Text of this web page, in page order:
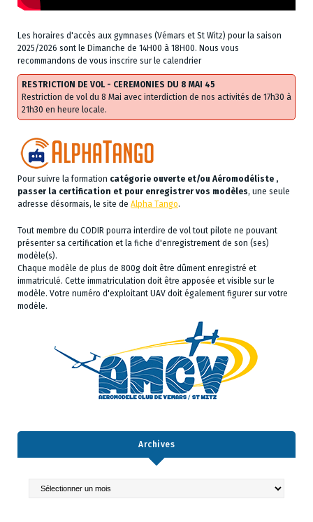
Les horaires d'accès aux gymnases (Vémars et St Witz) pour la saison
2025/2026 sont le Dimanche de 14H00 à 18H00. Nous vous
recommandons de vous inscrire sur le calendrier
RESTRICTION DE VOL - CEREMONIES DU 8 MAI 45
Restriction de vol du 8 Mai avec interdiction de nos activités de 17h30 à
21h30 en heure locale.
Pour suivre la formation catégorie ouverte et/ou Aéromodéliste ,
passer la certification et pour enregistrer vos modèles, une seule
adresse désormais, le site de Alpha Tango.
Tout membre du CODIR pourra interdire de vol tout pilote ne pouvant
présenter sa certification et la fiche d'enregistrement de son (ses)
modèle(s).
Chaque modèle de plus de 800g doit être dûment enregistré et
immatriculé. Cette immatriculation doit être apposée et visible sur le
modèle. Votre numéro d'exploitant UAV doit également figurer sur votre
modèle.
Archives
Archives